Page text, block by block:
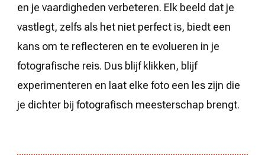
en je vaardigheden verbeteren. Elk beeld dat je
vastlegt, zelfs als het niet perfect is, biedt een
kans om te reflecteren en te evolueren in je
fotografische reis. Dus blijf klikken, blijf
experimenteren en laat elke foto een les zijn die
je dichter bij fotografisch meesterschap brengt.